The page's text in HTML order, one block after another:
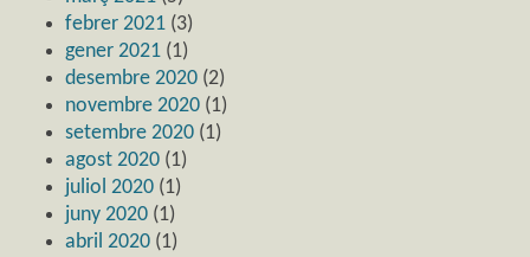
febrer 2021 (3)
gener 2021 (1)
desembre 2020 (2)
novembre 2020 (1)
setembre 2020 (1)
agost 2020 (1)
juliol 2020 (1)
juny 2020 (1)
abril 2020 (1)